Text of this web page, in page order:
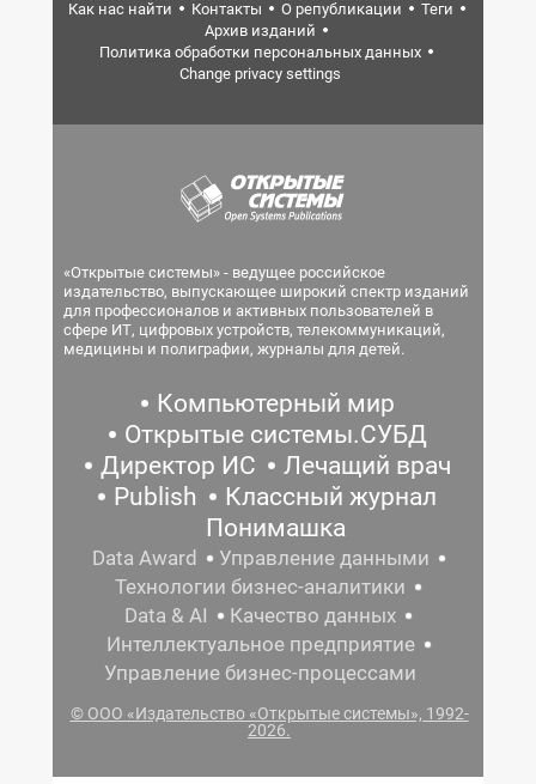
Как нас найти
Контакты О републикации
Теги
Архив изданий
Политика обработки персональных данных
Change privacy settings
«Открытые системы» - ведущее российское
издательство, выпускающее широкий спектр изданий
для профессионалов и активных пользователей в
сфере ИТ, цифровых устройств, телекоммуникаций,
медицины и полиграфии, журналы для детей.
Компьютерный мир
Открытые системы.СУБД
Директор ИС
Лечащий врач
Publish
Классный журнал
Понимашка
Data Award
Управление данными
Технологии бизнес-аналитики
Data & AI
Качество данных
Интеллектуальное предприятие
Управление бизнес-процессами
© ООО «Издательство «Открытые системы», 1992-
2026.